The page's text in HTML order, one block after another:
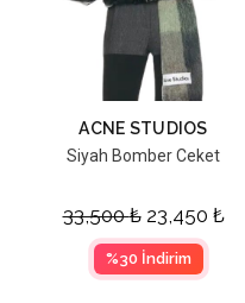
ACNE STUDIOS
Siyah Bomber Ceket
33,500₺ 23,450 ₺
%30 İndirim